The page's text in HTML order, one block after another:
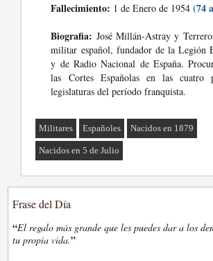
Fallecimiento: 1 de Enero de 1954(74
Biografia: José Millán-Astray y
militar español, fundador de la Legión
y de Radio Nacional de España.
las Cortes Españolas en las cuatro
legislaturas del período franquista.
Militares Españoles Nacidos en 1879
Nacidos en 5 de Julio
Frase del Día
“El regalo más grande que les puedes dar a los
tu propia vida.”